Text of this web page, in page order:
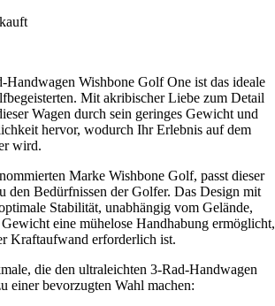
Handwagen Wishbone Golf One ist das ideale
Mit akribischer Liebe zum Detail
Wagen durch sein geringes Gewicht und
hervor, wodurch Ihr Erlebnis auf dem
wird.
Marke Wishbone Golf, passt dieser
den Bedürfnissen der Golfer. Das Design mit
Stabilität, unabhängig vom Gelände,
eine mühelose Handhabung ermöglicht,
Kraftaufwand erforderlich ist.
die den ultraleichten 3-Rad-Handwagen
einer bevorzugten Wahl machen: